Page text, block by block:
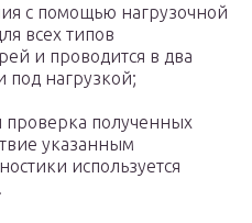
с помощью нагрузочной
всех типов
и проводится в два
под нагрузкой;
полученных
указанным
используется